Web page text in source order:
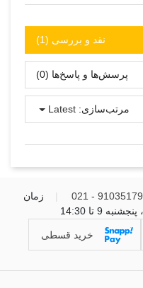
نقد و بررسی‌‌ (1)
پرسش‌ها و پاسخ‌ها (0)
مرتب‌سازی: Latest
91035179 - 021
زمان
خرید قسطی